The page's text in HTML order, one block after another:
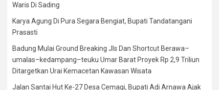
Waris Di Sading
Karya Agung Di Pura Segara Bengiat, Bupati Tandatangani
Prasasti
Badung Mulai Ground Breaking Jls Dan Shortcut Berawa–
umalas–kedampang–teuku Umar Barat Proyek Rp 2,9 Triliun
Ditargetkan Urai Kemacetan Kawasan Wisata
Jalan Santai Hut Ke-27 Desa Cemagi, Bupati Adi Arnawa Ajak